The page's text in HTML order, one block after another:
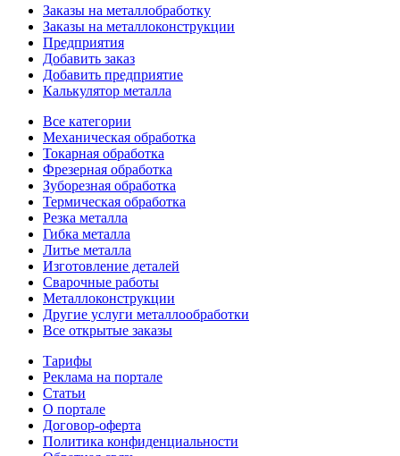
Заказы на металлобработку
Заказы на металлоконструкции
Предприятия
Добавить заказ
Добавить предприятие
Калькулятор металла
Все категории
Механическая обработка
Токарная обработка
Фрезерная обработка
Зуборезная обработка
Термическая обработка
Резка металла
Гибка металла
Литье металла
Изготовление деталей
Сварочные работы
Металлоконструкции
Другие услуги металлообработки
Все открытые заказы
Тарифы
Реклама на портале
Статьи
О портале
Договор-оферта
Политика конфиденциальности